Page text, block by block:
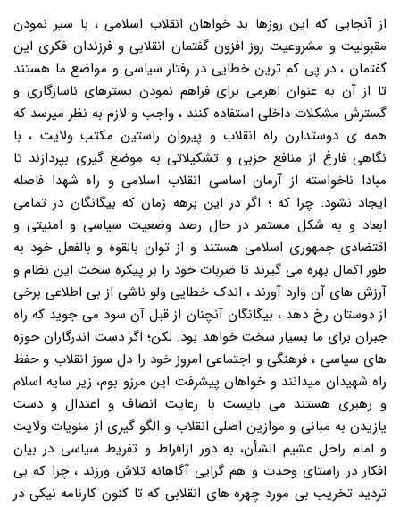
از آنجایی که این روزها بد خواهان انقلاب اسلامی ، با سیر نمودن
مقبولیت و مشروعیت روز افزون گفتمان انقلابی و فرزندان فکری این
گفتمان ، در پی کم ترین خطایی در رفتار سیاسی و مواضع ما هستند
تا از آن به عنوان اهرمی برای فراهم نمودن بسترهای ناسازگاری و
گسترش مشکلات داخلی استفاده کنند ، واجب و لازم به نظر میرسد که
همه ی دوستدارن راه انقلاب و پیروان راستین مکتب ولایت ، با
نگاهی فارغ از منافع حزبی و تشکیلاتی به موضع گیری بپردازند تا
مبادا ناخواسته از آرمان اساسی انقلاب اسلامی و راه شهدا فاصله
ایجاد نشود. چرا که ؛ اگر در این برهه زمان که بیگانگان در تمامی
ابعاد و به شکل مستمر در حال رصد وضعیت سیاسی و امنیتی و
اقتضادی جمهوری اسلامی هستند و از توان بالقوه و بالفعل خود به
طور اکمال بهره می گیرند تا ضربات خود را بر پیکره سخت این نظام و
آرزش های آن وارد آورند ، اندک خطایی ولو ناشی از بی اطلاعی برخی
از دوستان رخ دهد ، بیگانگان آنچنان از قبل آن سود می جوید که راه
جبران برای ما بسیار سخت خواهد بود. لکن؛ اگر دست اندرگاران حوزه
های سیاسی ، فرهنگی و اجتماعی امروز خود را دل سوز انقلاب و حفظ
راه شهیدان میدانند و خواهان پیشرفت این مرزو بوم، زیر سایه اسلام
و رهبری هستند می بایست با رعایت انصاف و اعتدال و دست
یازیدن به مبانی و موازین اصلی انقلاب و الگو گیری از منویات ولایت
و امام راحل عشیم الشأن، به دور ازافراط و تفریط سیاسی در بیان
افکار در راستای وحدت و هم گرایی آگاهانه تلاش ورزند ، چرا که بی
تردید تخریب بی مورد چهره های انقلابی که تا کنون کارنامه نیکی در